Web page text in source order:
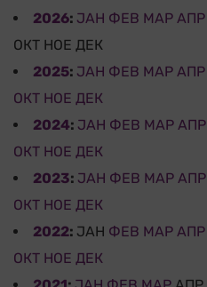
2026: ЈАН ФЕВ МАР АПР
ОКТ НОЕ ДЕК
2025: ЈАН ФЕВ МАР АПР
ОКТ НОЕ ДЕК
2024: ЈАН ФЕВ МАР АПР
ОКТ НОЕ ДЕК
2023: ЈАН ФЕВ МАР АПР
ОКТ НОЕ ДЕК
2022: ЈАН ФЕВ МАР АПР
ОКТ НОЕ ДЕК